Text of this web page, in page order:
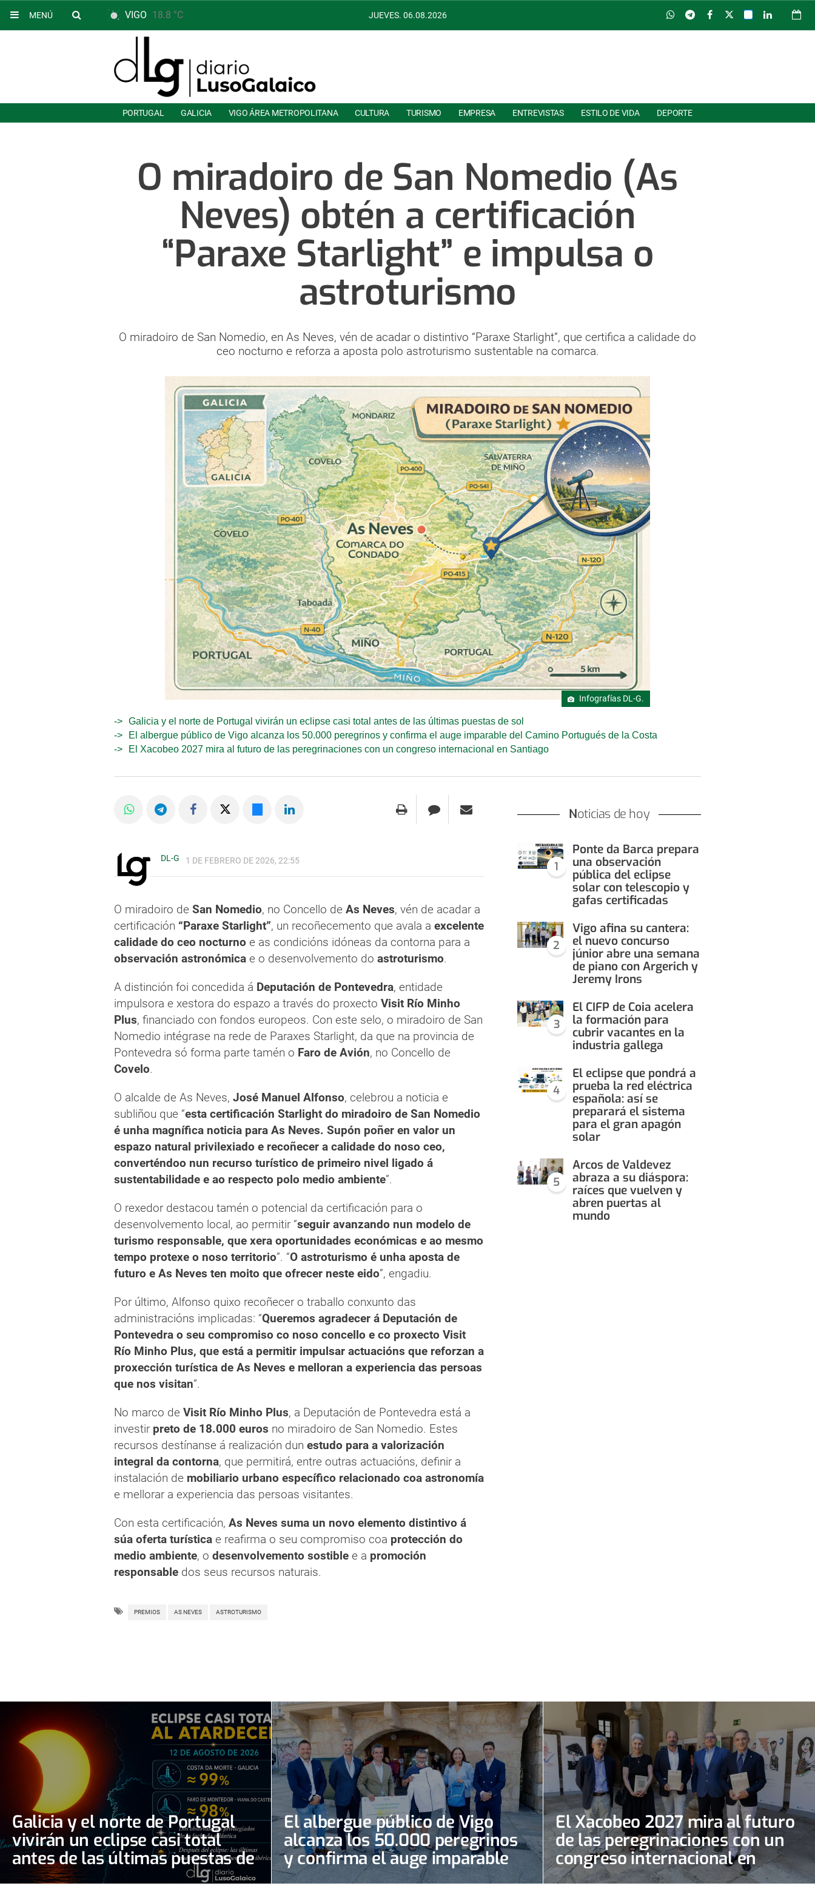
MENÚ VIGO 18.8 °C JUEVES. 06.08.2026
PORTUGAL GALICIA VIGO ÁREA METROPOLITANA CULTURA TURISMO EMPRESA ENTREVISTAS ESTILO DE VIDA DEPORTE
O miradoiro de San Nomedio (As
Neves) obtén a certificación
“Paraxe Starlight” e impulsa o
astroturismo
O miradoiro de San Nomedio, en As Neves, vén de acadar o distintivo “Paraxe Starlight”, que certifica a calidade do
ceo nocturno e reforza a aposta polo astroturismo sustentable na comarca.
Infografías DL-G.
Galicia y el norte de Portugal vivirán un eclipse casi total antes de las últimas puestas de sol
El albergue público de Vigo alcanza los 50.000 peregrinos y confirma el auge imparable del Camino Portugués de la Costa
El Xacobeo 2027 mira al futuro de las peregrinaciones con un congreso internacional en Santiago
DL-G 1 DE FEBRERO DE 2026, 22:55
O miradoiro de San Nomedio, no Concello de As Neves, vén de acadar a
certificación “Paraxe Starlight”, un recoñecemento que avala a excelente
calidade do ceo nocturno e as condicións idóneas da contorna para a
observación astronómica e o desenvolvemento do astroturismo.
A distinción foi concedida á Deputación de Pontevedra, entidade
impulsora e xestora do espazo a través do proxecto Visit Río Minho
Plus, financiado con fondos europeos. Con este selo, o miradoiro de San
Nomedio intégrase na rede de Paraxes Starlight, da que na provincia de
Pontevedra só forma parte tamén o Faro de Avión, no Concello de
Covelo.
O alcalde de As Neves, José Manuel Alfonso, celebrou a noticia e
subliñou que “esta certificación Starlight do miradoiro de San Nomedio
é unha magnífica noticia para As Neves. Supón poñer en valor un
espazo natural privilexiado e recoñecer a calidade do noso ceo,
converténdoo nun recurso turístico de primeiro nivel ligado á
sustentabilidade e ao respecto polo medio ambiente”.
O rexedor destacou tamén o potencial da certificación para o
desenvolvemento local, ao permitir “seguir avanzando nun modelo de
turismo responsable, que xera oportunidades económicas e ao mesmo
tempo protexe o noso territorio”. “O astroturismo é unha aposta de
futuro e As Neves ten moito que ofrecer neste eido”, engadiu.
Por último, Alfonso quixo recoñecer o traballo conxunto das
administracións implicadas: “Queremos agradecer á Deputación de
Pontevedra o seu compromiso co noso concello e co proxecto Visit
Río Minho Plus, que está a permitir impulsar actuacións que reforzan a
proxección turística de As Neves e melloran a experiencia das persoas
que nos visitan”.
No marco de Visit Río Minho Plus, a Deputación de Pontevedra está a
investir preto de 18.000 euros no miradoiro de San Nomedio. Estes
recursos destínanse á realización dun estudo para a valorización
integral da contorna, que permitirá, entre outras actuacións, definir a
instalación de mobiliario urbano específico relacionado coa astronomía
e mellorar a experiencia das persoas visitantes.
Con esta certificación, As Neves suma un novo elemento distintivo á
súa oferta turística e reafirma o seu compromiso coa protección do
medio ambiente, o desenvolvemento sostible e a promoción
responsable dos seus recursos naturais.
PREMIOS AS NEVES ASTROTURISMO
Noticias de hoy
1
Ponte da Barca prepara
una observación
pública del eclipse
solar con telescopio y
gafas certificadas
2
Vigo afina su cantera:
el nuevo concurso
júnior abre una semana
de piano con Argerich y
Jeremy Irons
3
El CIFP de Coia acelera
la formación para
cubrir vacantes en la
industria gallega
4
El eclipse que pondrá a
prueba la red eléctrica
española: así se
preparará el sistema
para el gran apagón
solar
5
Arcos de Valdevez
abraza a su diáspora:
raíces que vuelven y
abren puertas al
mundo
Galicia y el norte de Portugal
vivirán un eclipse casi total
antes de las últimas puestas de
sol
El albergue público de Vigo
alcanza los 50.000 peregrinos
y confirma el auge imparable
del Camino Portugués de la
El Xacobeo 2027 mira al futuro
de las peregrinaciones con un
congreso internacional en
Santiago